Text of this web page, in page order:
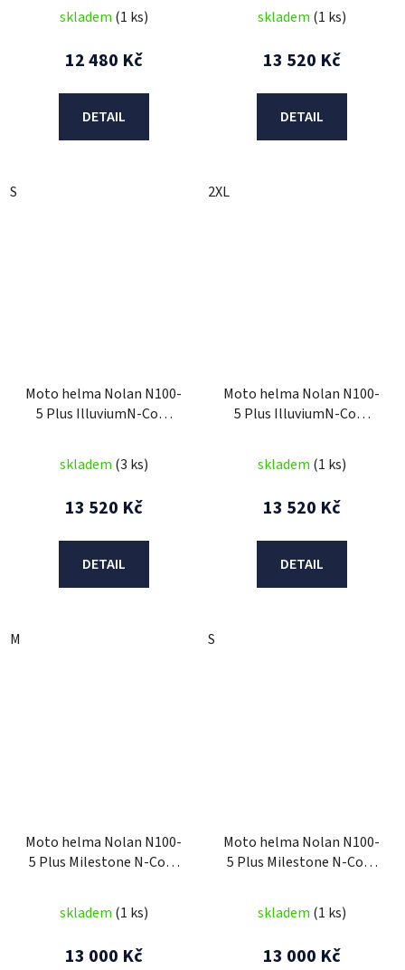
skladem (1 ks)
12 480 Kč
DETAIL
S
skladem (1 ks)
13 520 Kč
DETAIL
2XL
Moto helma Nolan N100-
5 Plus IlluviumN-Com
skladem (3 ks)
13 520 Kč
DETAIL
M
Moto helma Nolan N100-
5 Plus IlluviumN-Com
skladem (1 ks)
13 520 Kč
DETAIL
S
Moto helma Nolan N100-
5 Plus Milestone N-Com
skladem (1 ks)
13 000 Kč
Moto helma Nolan N100-
5 Plus Milestone N-Com
skladem (1 ks)
13 000 Kč